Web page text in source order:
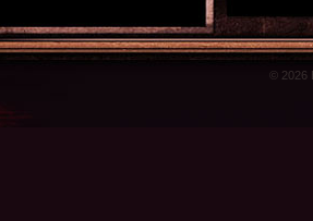
© 2026